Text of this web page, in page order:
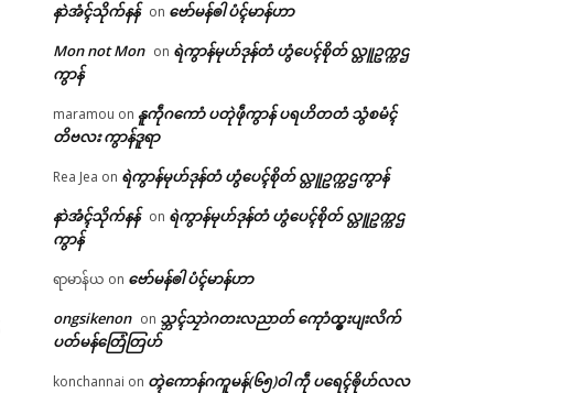
နာဲအံၚ်သိုက်နန် on ဗော်မန်ၜါ ပံၚ်မာန်ဟာ
Mon not Mon on ရဲကွာန်မုဟ်ဒုန်တံ ဟွံပေၚ်စိုတ် လ္တူဥက္ကဌ
ကွာန်
maramou on နူကဵုဂကောံ ပတုဲဖဵုကွာန် ပရဟိတတံ သွံစမံၚ်
တိဗလး ကွာန်ဒူရာ
Rea Jea on ရဲကွာန်မုဟ်ဒုန်တံ ဟွံပေၚ်စိုတ် လ္တူဥက္ကဌကွာန်
နာဲအံၚ်သိုက်နန် on ရဲကွာန်မုဟ်ဒုန်တံ ဟွံပေၚ်စိုတ် လ္တူဥက္ကဌ
ကွာန်
ရာမာန်ယ on ဗော်မန်ၜါ ပံၚ်မာန်ဟာ
ongsikenon on သ္ဘၚ်သၠာဲဂတးလညာတ် ကေုာံထ္ၜးပျးလိက်
ပတ်မန်တြေံတြဟ်
konchannai on တ္ၚဲကောန်ဂကူမန်(၆၅)ဝါ ကဵု ပရေၚ်ၜိုဟ်လလ